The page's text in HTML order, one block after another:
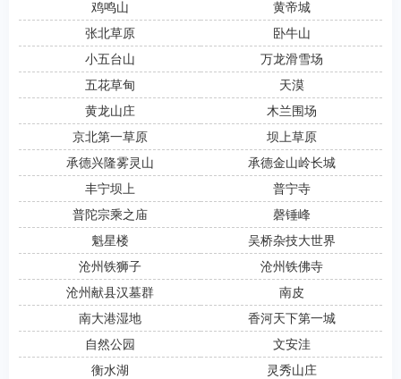
鸡鸣山
黄帝城
张北草原
卧牛山
小五台山
万龙滑雪场
五花草甸
天漠
黄龙山庄
木兰围场
京北第一草原
坝上草原
承德兴隆雾灵山
承德金山岭长城
丰宁坝上
普宁寺
普陀宗乘之庙
磬锤峰
魁星楼
吴桥杂技大世界
沧州铁狮子
沧州铁佛寺
沧州献县汉墓群
南皮
南大港湿地
香河天下第一城
自然公园
文安洼
衡水湖
灵秀山庄